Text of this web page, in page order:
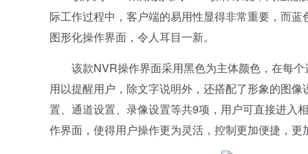
际工作过程中，客户端的易用性显得非常重要，而
图形化操作界面，令人耳目一新。
该款NVR操作界面采用黑色为主体颜色，在每个
用以提醒用户，除文字说明外，还搭配了形象的图
置、通道设置、录像设置等共9项，用户可直接进入
作界面，使得用户操作更为灵活，控制更加便捷，更